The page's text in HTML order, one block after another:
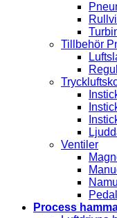
Tillbehör
Ventiler
Process